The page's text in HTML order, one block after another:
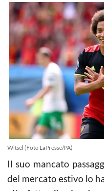
Witsel (Foto LaPresse/PA)
Il suo mancato
del mercato estivo lo